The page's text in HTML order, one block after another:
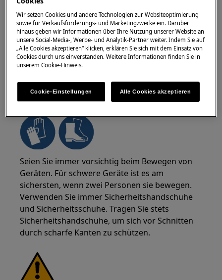
WARNUNG!VERLETZUNGSGEFAHR
Seien Sie immer vorsichtig beim Bewegen von
Geräten. Für schwere Geräte ist es am
sichersten, wenn zwei Personen sie bewegen.
Verwenden Sie immer Sicherheitshandschuhe
und Sicherheitsschuhe. Tragen Sie stets
Sicherheitshandschuhe, um sich vor Schnitten
durch scharfe Kanten zu schützen.
Wir setzen Cookies und andere Technologien zur Websiteoptimierung
sowie für Verkaufsförderungs- und Marketingzwecke ein. Darüber
hinaus geben wir Informationen über Ihre Nutzung unserer Website an
unsere Social-Media-, Werbe- und Analytik-Partner weiter. Indem Sie auf
„Alle Cookies akzeptieren“ klicken, erklären Sie sich mit dem Einsatz von
Cookies durch uns einverstanden. Weitere Informationen finden Sie in
unserem Cookie-Hinweis.
Cookie-Einstellungen Alle Cookies akzeptieren